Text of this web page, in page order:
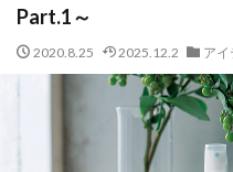
Part.1～
2020.8.25 2025.12.2 ア